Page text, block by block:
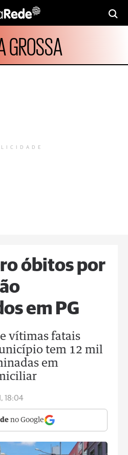
GROSSA
óbitos por
em PG
vítimas fatais
tem 12 mil
em
18:04
no Google